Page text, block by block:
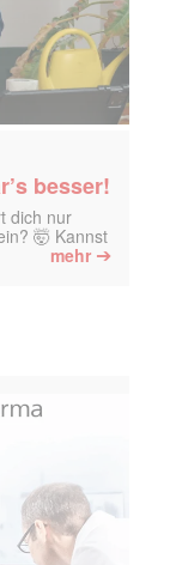
besser!
dich nur
🤯 Kannst
mehr ➔